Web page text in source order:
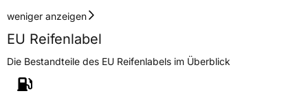
Allgemeine Produktsicherheit (GPSR)
HerstellerkontaktContinental Reifen Deutschland GmbH
Continental-Plaza 1 30173 Hannover
Deutschland,
weniger anzeigen
EU Reifenlabel
Die Bestandteile des EU Reifenlabels im Überblick